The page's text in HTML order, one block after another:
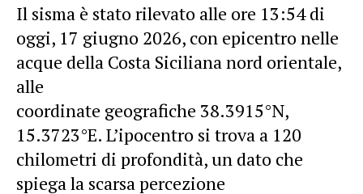
Il sisma è stato rilevato alle ore 13:54 di
oggi, 17 giugno 2026, con epicentro nelle
acque della Costa Siciliana nord orientale,
alle
coordinate geografiche 38.3915°N,
15.3723°E. L’ipocentro si trova a 120
chilometri di profondità, un dato che
spiega la scarsa percezione